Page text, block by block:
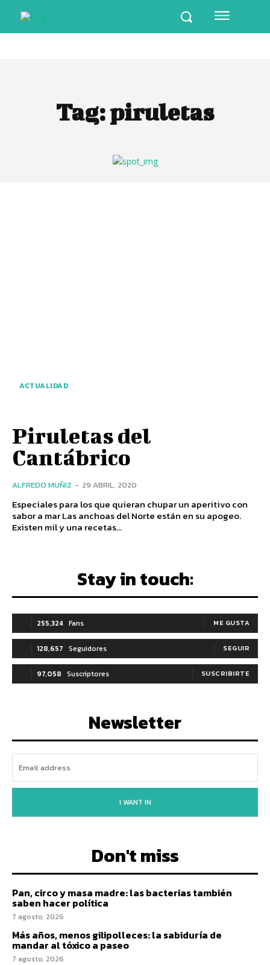
Tag:piruletas
ACTUALIDAD
Piruletas del
Cantábrico
ALFREDO MUÑIZ - 29 ABRIL, 2020
Especiales para los que quieran chupar un aperitivo con
sabor a mar Las anchoas del Norte están en su apogeo.
Existen mil y una recetas...
Stay in touch:
255,324 Fans ME GUSTA
128,657 Seguidores SEGUIR
97,058 Suscriptores SUSCRIBIRTE
Newsletter
I WANT IN
Don't miss
Pan, circo y masa madre: las bacterias también
saben hacer política
7 agosto, 2026
Más años, menos gilipolleces: la sabiduría de
mandar al tóxico a paseo
7 agosto, 2026